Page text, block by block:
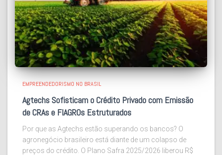
EMPREENDEDORISMO NO BRASIL
Agtechs Sofisticam o Crédito Privado com Emissão
de CRAs e FIAGROs Estruturados
Por que as Agtechs estão superando os bancos? O
agronegócio brasileiro está diante de um colapso de
preços do crédito. O Plano Safra 2025/2026 liberou R$